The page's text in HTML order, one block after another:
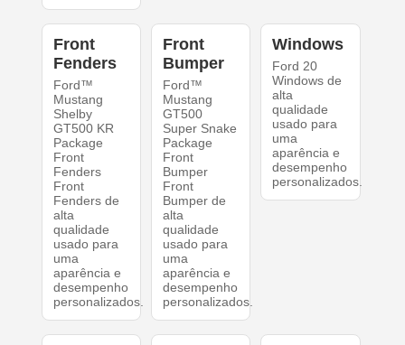
Front
Fenders
Ford™
Mustang
Shelby
GT500 KR
Package
Front
Fenders
Front
Fenders de
alta
qualidade
usado para
uma
aparência e
desempenho
personalizados.
Front
Bumper
Ford™
Mustang
GT500
Super Snake
Package
Front
Bumper
Front
Bumper de
alta
qualidade
usado para
uma
aparência e
desempenho
personalizados.
Windows
Ford 20
Windows de
alta
qualidade
usado para
uma
aparência e
desempenho
personalizados.